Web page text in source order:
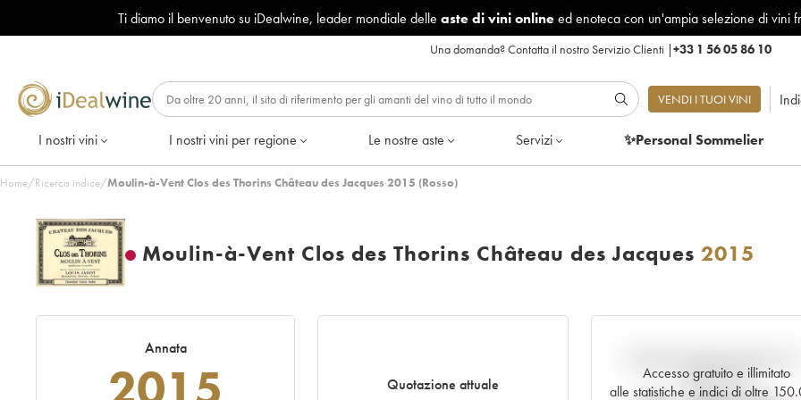
Ti diamo il benvenuto su iDealwine, leader mondiale delle aste di vini onlineed enoteca con un'ampia selezione di vini
Una domanda?Contatta il nostro Servizio Clienti |+33 1 56 05 86 10
VENDI I TUOI VINI
I nostri vini I nostri vini per regione Le nostre aste Servizi ✨Personal Sommelier
Home/Ricerca indice/Moulin-à-Vent Clos des Thorins Château des Jacques 2015 (Rosso)
Moulin-à-Vent Clos des Thorins Château des Jacques 2015
Annata
Quotazione attuale
Accesso gratuito e illimitato
alle statistiche e indici di oltre
tempo reale